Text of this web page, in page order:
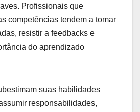
Profissionais que
competências tendem a tomar
resistir a feedbacks e
do aprendizado
suas habilidades
responsabilidades,